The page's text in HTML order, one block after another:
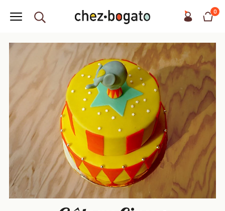
0